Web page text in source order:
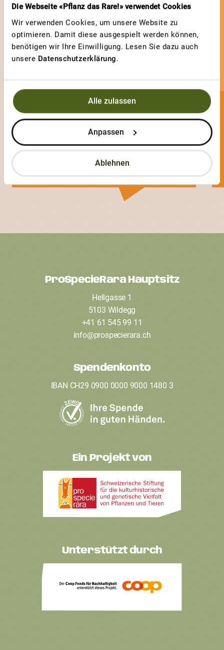
Die Webseite «Pflanz das Rare!» verwendet Cookies
Wir verwenden Cookies, um unsere Website zu
optimieren. Damit diese ausgespielt werden können,
benötigen wir Ihre Einwilligung. Lesen Sie dazu auch
unsere Datenschutzerklärung.
Alle zulassen
Anpassen
Ablehnen
Tomaten-Märchen
3 Sorten
2 Votes
ProSpecieRara Hauptsitz
Hellgasse 1
5103 Wildegg
+41 61 545 99 11
info@prospecierara.ch
Spendenkonto
IBAN CH29 0900 0000 9000 1480 3
Ein Projekt von
Unterstützt durch